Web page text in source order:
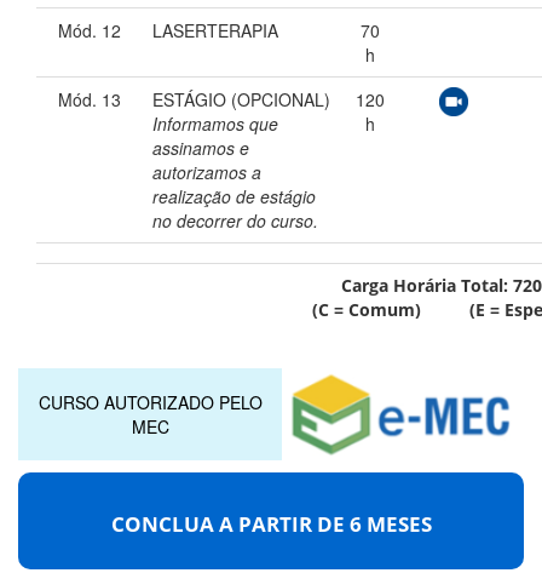
Mód. 12 LASERTERAPIA
70
h
Mód. 13
ESTÁGIO (OPCIONAL)
Informamos que
assinamos e
autorizamos a
realização de estágio
no decorrer do curso.
120
h
Carga Horária Total: 720
(C = Comum) (E =
CURSO AUTORIZADO PELO
MEC
CONCLUA A PARTIR DE 6 MESES